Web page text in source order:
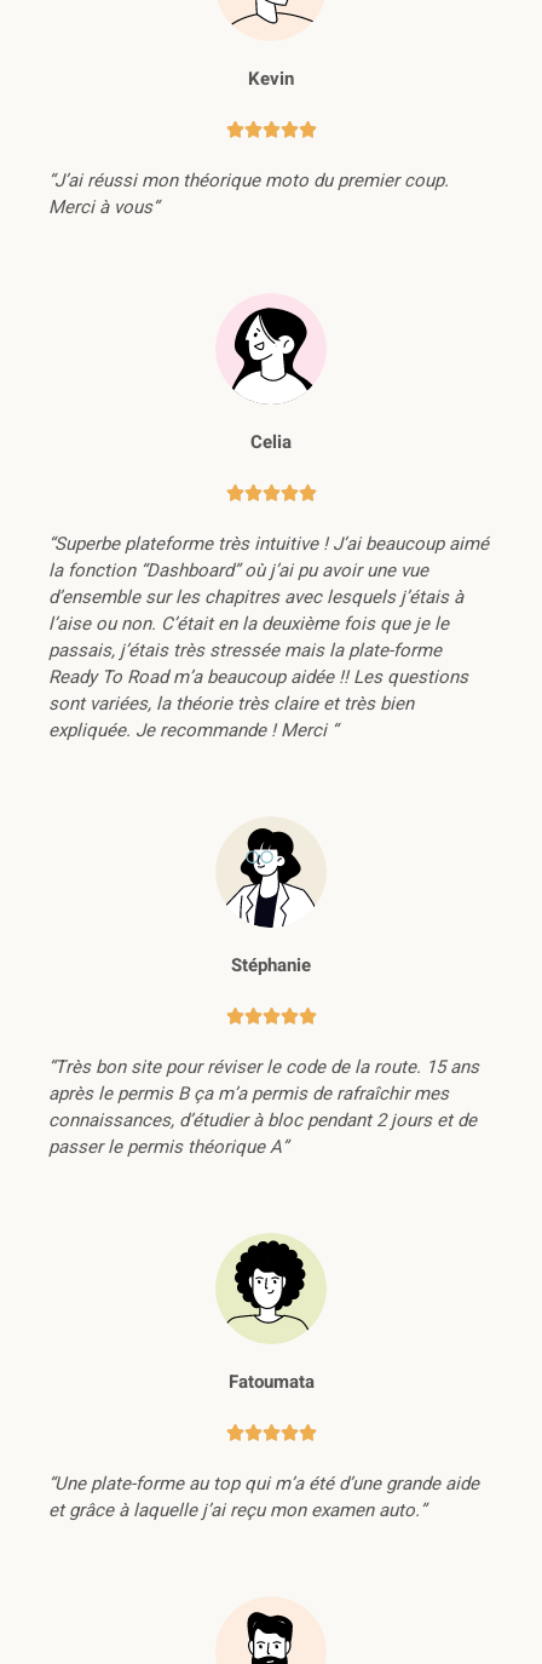
Kevin

“J’ai réussi mon théorique moto du premier coup.
Merci à vous“
Celia

“Superbe plateforme très intuitive ! J’ai beaucoup aimé
la fonction “Dashboard” où j’ai pu avoir une vue
d’ensemble sur les chapitres avec lesquels j’étais à
l’aise ou non. C’était en la deuxième fois que je le
passais, j’étais très stressée mais la plate-forme
Ready To Road m’a beaucoup aidée !! Les questions
sont variées, la théorie très claire et très bien
expliquée. Je recommande ! Merci “
Stéphanie

“Très bon site pour réviser le code de la route. 15 ans
après le permis B ça m’a permis de rafraîchir mes
connaissances, d’étudier à bloc pendant 2 jours et de
passer le permis théorique A”
Fatoumata

“Une plate-forme au top qui m’a été d’une grande aide
et grâce à laquelle j’ai reçu mon examen auto.”